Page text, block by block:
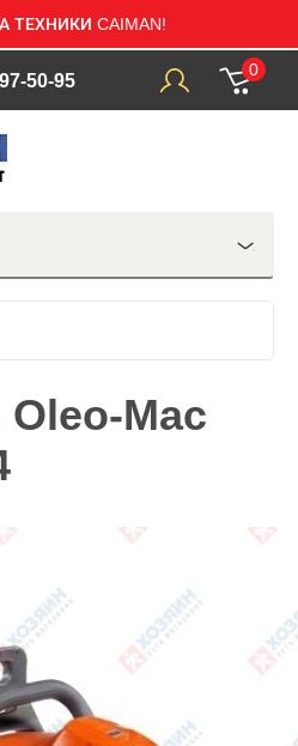
ТЕХНИКИ CAIMAN!
50-95
0
Oleo-Mac